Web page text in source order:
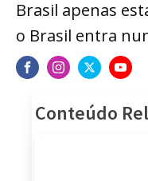
Brasil apenas
o Brasil entra
Conteúdo